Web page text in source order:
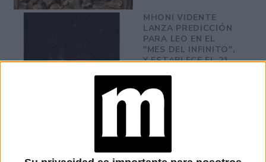
MHONI VIDENTE
LANZA PREDICCIÓN
PARA LEO EN EL
"MES DEL INFINITO",
Y ESTABLECE EL 21
PREDICCIONES DE
CAMBIOS,
DECISIONES